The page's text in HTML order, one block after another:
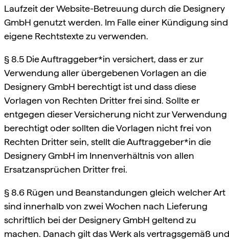
Laufzeit der Website-Betreuung durch die Designery
GmbH genutzt werden. Im Falle einer Kündigung sind
eigene Rechtstexte zu verwenden.
§ 8.5 Die Auftraggeber*in versichert, dass er zur
Verwendung aller übergebenen Vorlagen an die
Designery GmbH berechtigt ist und dass diese
Vorlagen von Rechten Dritter frei sind. Sollte er
entgegen dieser Versicherung nicht zur Verwendung
berechtigt oder sollten die Vorlagen nicht frei von
Rechten Dritter sein, stellt die Auftraggeber*in die
Designery GmbH im Innenverhältnis von allen
Ersatzansprüchen Dritter frei.
§ 8.6 Rügen und Beanstandungen gleich welcher Art
sind innerhalb von zwei Wochen nach Lieferung
schriftlich bei der Designery GmbH geltend zu
machen. Danach gilt das Werk als vertragsgemäß und